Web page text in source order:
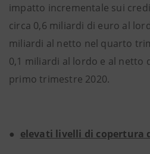
impatto incrementale sui
circa 0,6 miliardi di euro al
miliardi al netto nel quarto
0,1 miliardi al lordo e al netto
primo trimestre 2020.
● elevati livelli di copertura